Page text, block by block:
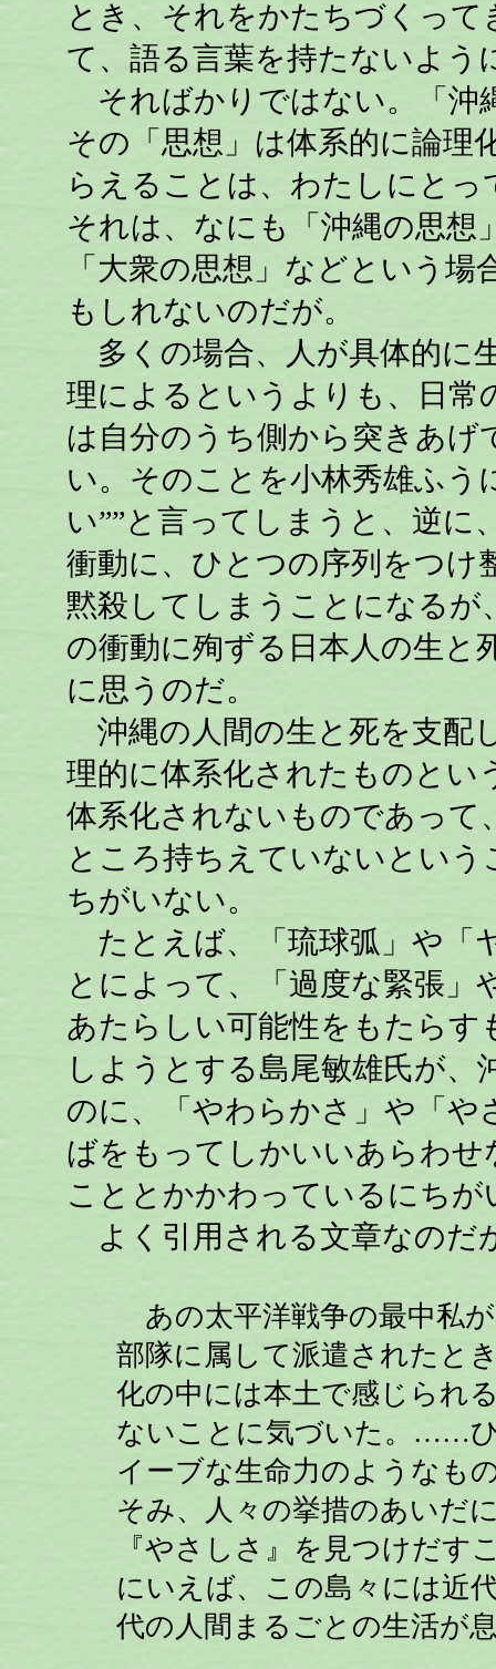
とき、それをかたちづくっ
て、語る言葉を持たないよう
そればかりではない。「沖
その「思想」は体系的に論理
らえることは、わたしにと
それは、なにも「沖縄の思想
「大衆の思想」などという
もしれないのだが。
多くの場合、人が具体的に
理によるというよりも、日常
は自分のうち側から突きあげ
い。そのことを小林秀雄ふう
い””と言ってしまうと、逆に
衝動に、ひとつの序列をつけ
黙殺してしまうことになる
の衝動に殉ずる日本人の生と
に思うのだ。
沖縄の人間の生と死を支配
理的に体系化されたものとい
体系化されないものであっ
ところ持ちえていないとい
ちがいない。
たとえば、「琉球弧」や「
とによって、「過度な緊張」
あたらしい可能性をもたらす
しようとする島尾敏雄氏が
のに、「やわらかさ」や「や
ばをもってしかいいあらわ
こととかかわっているにちが
よく引用される文章なのだ
あの太平洋戦争の最中私
部隊に属して派遣されたと
化の中には本土で感じられ
ないことに気づいた。……
イーブな生命力のようなも
そみ、人々の挙措のあいだ
『やさしさ』を見つけだす
にいえば、この島々には近
代の人間まるごとの生活が